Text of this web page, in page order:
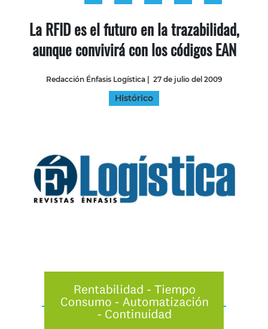
La RFID es el futuro en la trazabilidad,
aunque convivirá con los códigos EAN
Redacción Énfasis Logística| 27 de julio del 2009
Histórico